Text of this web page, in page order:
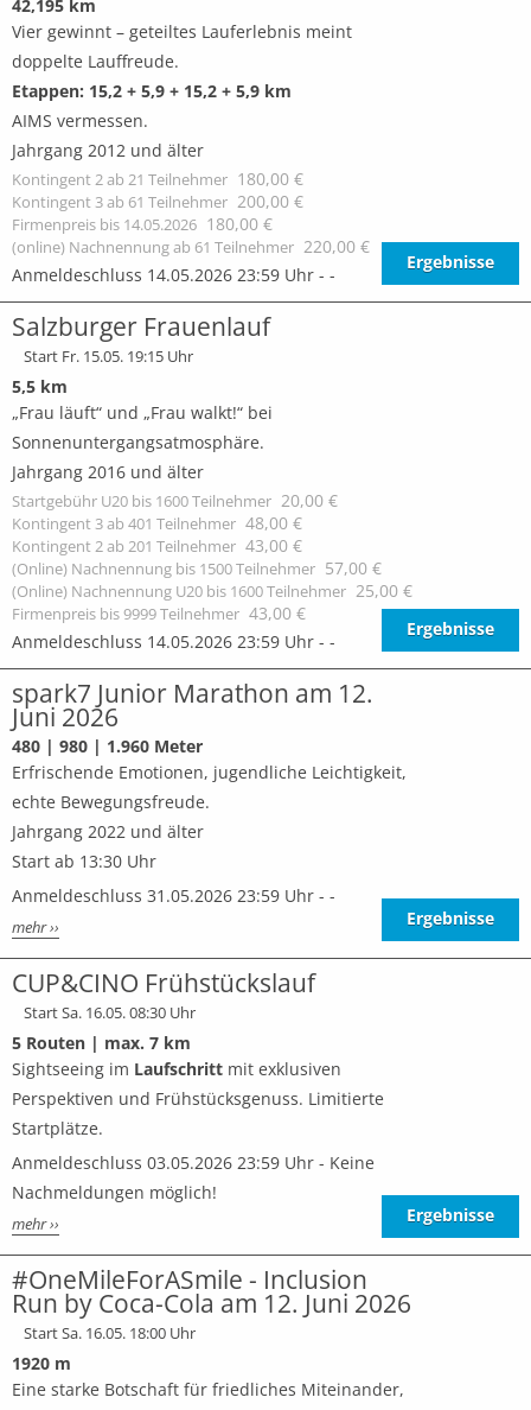
42,195 km
Vier gewinnt – geteiltes Lauferlebnis meint
doppelte Lauffreude.
Etappen: 15,2 + 5,9 + 15,2 + 5,9 km
AIMS vermessen.
Jahrgang 2012 und älter
Kontingent 2 ab 21 Teilnehmer 180,00 €
Kontingent 3 ab 61 Teilnehmer 200,00 €
Firmenpreis bis 14.05.2026 180,00 €
(online) Nachnennung ab 61 Teilnehmer 220,00 €
Anmeldeschluss 14.05.2026 23:59 Uhr - -
Ergebnisse
Salzburger Frauenlauf
Start Fr. 15.05. 19:15 Uhr
5,5 km
„Frau läuft“ und „Frau walkt!“ bei
Sonnenuntergangsatmosphäre.
Jahrgang 2016 und älter
Startgebühr U20 bis 1600 Teilnehmer 20,00 €
Kontingent 3 ab 401 Teilnehmer 48,00 €
Kontingent 2 ab 201 Teilnehmer 43,00 €
(Online) Nachnennung bis 1500 Teilnehmer 57,00 €
(Online) Nachnennung U20 bis 1600 Teilnehmer 25,00 €
Firmenpreis bis 9999 Teilnehmer 43,00 €
Anmeldeschluss 14.05.2026 23:59 Uhr - -
Ergebnisse
spark7 Junior Marathon am 12.
Juni 2026
480 | 980 | 1.960 Meter
Erfrischende Emotionen, jugendliche Leichtigkeit,
echte Bewegungsfreude.
Jahrgang 2022 und älter
Start ab 13:30 Uhr
Anmeldeschluss 31.05.2026 23:59 Uhr - -
mehr ›› Ergebnisse
CUP&CINO Frühstückslauf
Start Sa. 16.05. 08:30 Uhr
5 Routen | max. 7 km
Sightseeing im Laufschritt mit exklusiven
Perspektiven und Frühstücksgenuss. Limitierte
Startplätze.
Anmeldeschluss 03.05.2026 23:59 Uhr - Keine
Nachmeldungen möglich!
mehr ›› Ergebnisse
#OneMileForASmile - Inclusion
Run by Coca-Cola am 12. Juni 2026
Start Sa. 16.05. 18:00 Uhr
1920 m
Eine starke Botschaft für friedliches Miteinander,